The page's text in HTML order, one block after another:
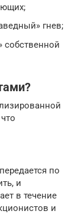
гнев;
собственной
по
и
в течение
и